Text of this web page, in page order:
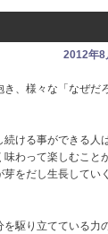
2012年8
、様々な「なぜだ
ける事ができる人
わって楽しむこと
をだし生長してい
駆り立てている力